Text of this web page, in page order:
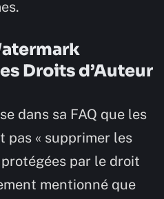
Droits d’Auteur
dans sa FAQ que les
pas « supprimer les
par le droit
mentionné que